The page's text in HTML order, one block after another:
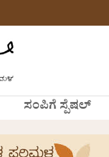
ಸಂಪಿಗೆ ಸ್ಪೆಷಲ್